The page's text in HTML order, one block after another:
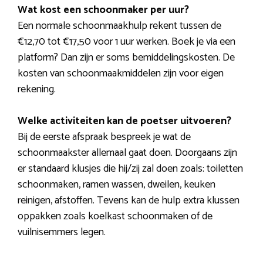
Wat kost een schoonmaker per uur?
Een normale schoonmaakhulp rekent tussen de
€12,70 tot €17,50 voor 1 uur werken. Boek je via een
platform? Dan zijn er soms bemiddelingskosten. De
kosten van schoonmaakmiddelen zijn voor eigen
rekening.
Welke activiteiten kan de poetser uitvoeren?
Bij de eerste afspraak bespreek je wat de
schoonmaakster allemaal gaat doen. Doorgaans zijn
er standaard klusjes die hij/zij zal doen zoals: toiletten
schoonmaken, ramen wassen, dweilen, keuken
reinigen, afstoffen. Tevens kan de hulp extra klussen
oppakken zoals koelkast schoonmaken of de
vuilnisemmers legen.